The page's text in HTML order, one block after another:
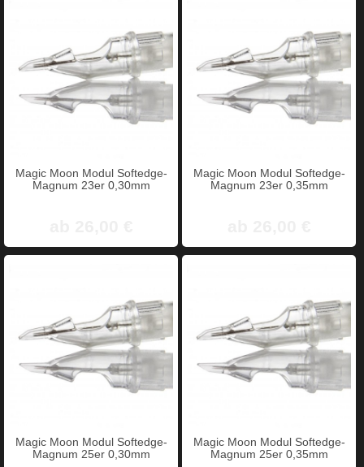
Magic Moon Modul Softedge-
Magnum 23er 0,30mm
Magic Moon Modul Softedge-
Magnum 23er 0,35mm
Magic Moon Modul Softedge-
Magnum 25er 0,30mm
Magic Moon Modul Softedge-
Magnum 25er 0,35mm